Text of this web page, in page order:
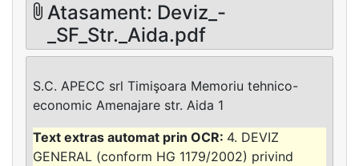
Atasament: Deviz_-
_SF_Str._Aida.pdf
S.C. APECC srl Timişoara Memoriu tehnico-
economic Amenajare str. Aida 1
4. DEVIZ
GENERAL (conform HG 1179/2002) privind